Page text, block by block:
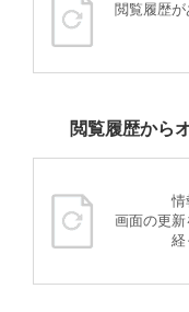
閲覧履歴
閲覧履歴から
情
画面の更新
経